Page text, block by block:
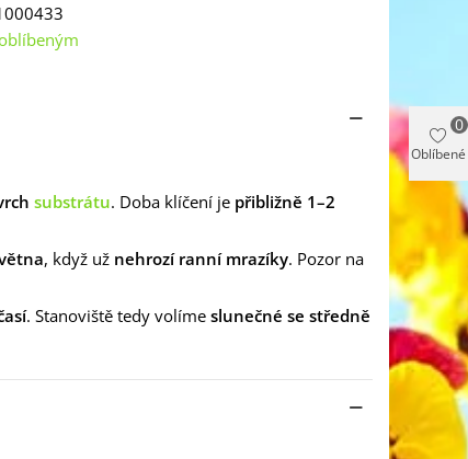
substrátu. Doba klíčení je přibližně 1–2
, když už nehrozí ranní mrazíky. Pozor na
. Stanoviště tedy volíme slunečné se středně
Oblíbené
0